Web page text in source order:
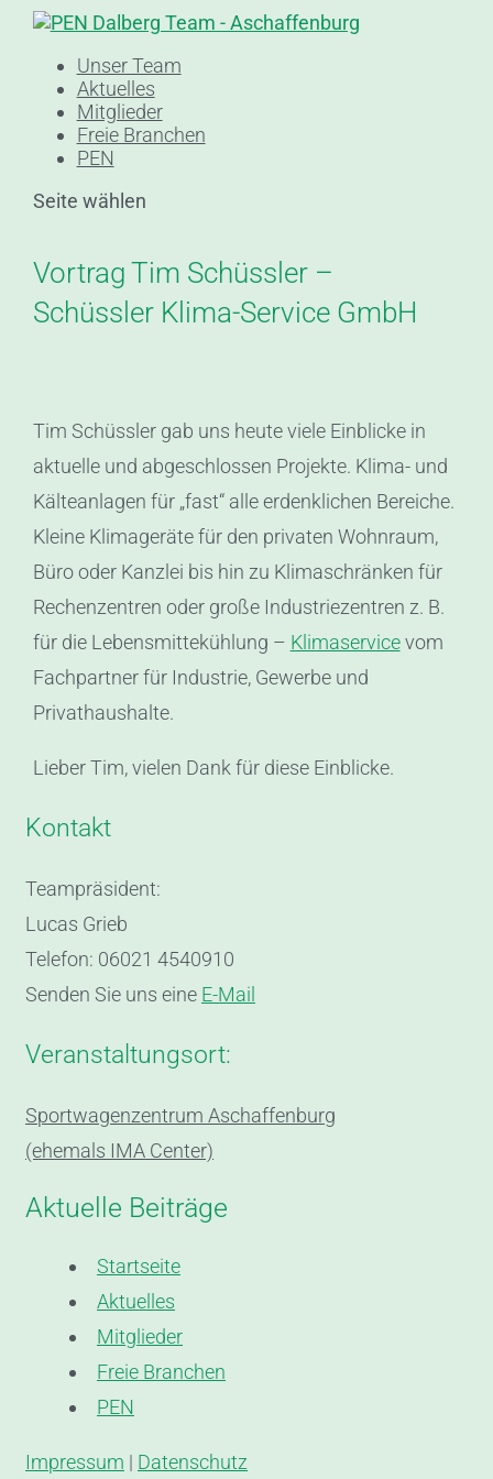
Unser Team
Aktuelles
Mitglieder
Freie Branchen
PEN
Seite wählen
Vortrag Tim Schüssler –
Schüssler Klima-Service GmbH
Tim Schüssler gab uns heute viele Einblicke in
aktuelle und abgeschlossen Projekte. Klima- und
Kälteanlagen für „fast“ alle erdenklichen Bereiche.
Kleine Klimageräte für den privaten Wohnraum,
Büro oder Kanzlei bis hin zu Klimaschränken für
Rechenzentren oder große Industriezentren z. B.
für die Lebensmittekühlung – Klimaservicevom
Fachpartner für Industrie, Gewerbe und
Privathaushalte.
Lieber Tim, vielen Dank für diese Einblicke.
Kontakt
Teampräsident:
Lucas Grieb
Telefon: 06021 4540910
Senden Sie uns eine E-Mail
Veranstaltungsort:
Sportwagenzentrum Aschaffenburg
(ehemals IMA Center)
Aktuelle Beiträge
Startseite
Aktuelles
Mitglieder
Freie Branchen
PEN
Impressum | Datenschutz